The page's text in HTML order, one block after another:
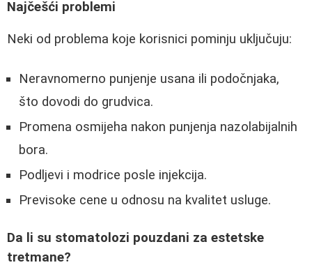
Najčešći problemi
Neki od problema koje korisnici pominju uključuju:
Neravnomerno punjenje usana ili podočnjaka,
što dovodi do grudvica.
Promena osmijeha nakon punjenja nazolabijalnih
bora.
Podljevi i modrice posle injekcija.
Previsoke cene u odnosu na kvalitet usluge.
Da li su stomatolozi pouzdani za estetske
tretmane?